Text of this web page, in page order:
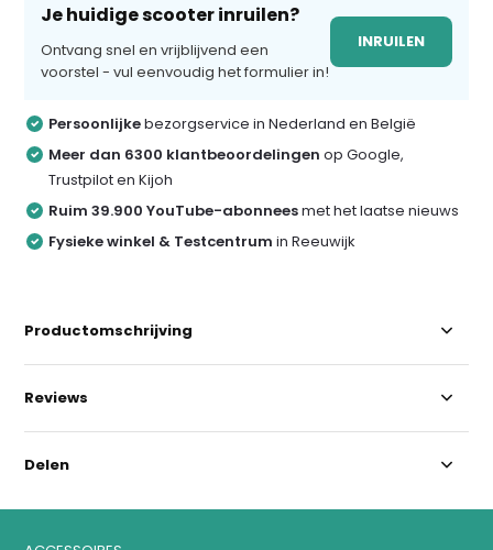
Je huidige scooter inruilen?
Ontvang snel en vrijblijvend een
voorstel - vul eenvoudig het formulier in!
INRUILEN
Persoonlijkebezorgservice in Nederland en België
Meer dan 6300 klantbeoordelingenop Google,
Trustpilot en Kijoh
Ruim 39.900 YouTube-abonneesmet het laatse nieuws
Fysieke winkel & Testcentrum in Reeuwijk
Productomschrijving
Reviews
Delen